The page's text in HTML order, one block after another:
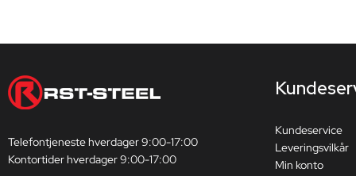
Telefontjeneste hverdager 9:00-17:00
Kontortider hverdager 9:00-17:00
Kundeservice
Leveringsvilkår
Min konto